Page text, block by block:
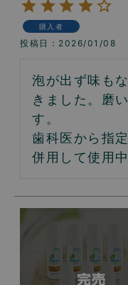
購入者
投稿日 2026/01/08
泡が出ず味も
きました。磨
す。
歯科医から指
併用して使用中